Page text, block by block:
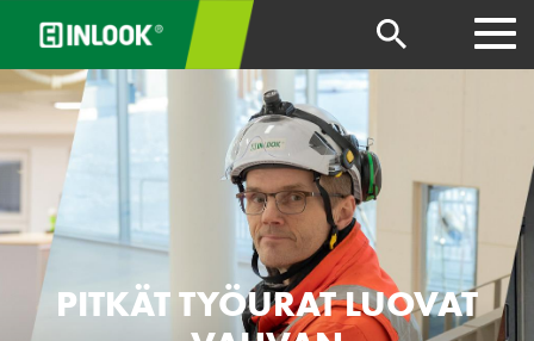
PITKÄT TYÖURAT LUOVAT